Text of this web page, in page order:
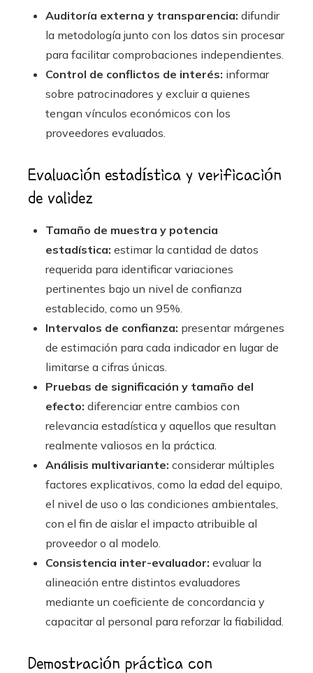
Auditoría externa y transparencia: difundir
la metodología junto con los datos sin procesar
para facilitar comprobaciones independientes.
Control de conflictos de interés: informar
sobre patrocinadores y excluir a quienes
tengan vínculos económicos con los
proveedores evaluados.
Evaluación estadística y verificación
de validez
Tamaño de muestra y potencia
estadística: estimar la cantidad de datos
requerida para identificar variaciones
pertinentes bajo un nivel de confianza
establecido, como un 95%.
Intervalos de confianza: presentar márgenes
de estimación para cada indicador en lugar de
limitarse a cifras únicas.
Pruebas de significación y tamaño del
efecto: diferenciar entre cambios con
relevancia estadística y aquellos que resultan
realmente valiosos en la práctica.
Análisis multivariante: considerar múltiples
factores explicativos, como la edad del equipo,
el nivel de uso o las condiciones ambientales,
con el fin de aislar el impacto atribuible al
proveedor o al modelo.
Consistencia inter-evaluador: evaluar la
alineación entre distintos evaluadores
mediante un coeficiente de concordancia y
capacitar al personal para reforzar la fiabilidad.
Demostración práctica con